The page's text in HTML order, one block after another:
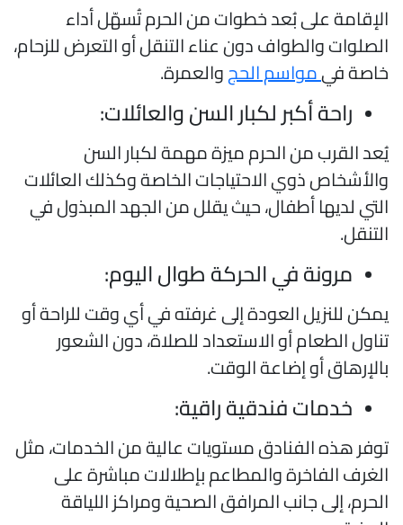
على بُعد خطوات من الحرم تُسهّل أداء
والطواف دون عناء التنقل أو التعرض للزحام،
فيمواسم الحجوالعمرة.
راحة أكبر لكبار السن والعائلات:
القرب من الحرم ميزة مهمة لكبار السن
ذوي الاحتياجات الخاصة وكذلك العائلات
لديها أطفال، حيث يقلل من الجهد المبذول في
مرونة في الحركة طوال اليوم:
للنزيل العودة إلى غرفته في أي وقت للراحة أو
الطعام أو الاستعداد للصلاة، دون الشعور
أو إضاعة الوقت.
خدمات فندقية راقية:
هذه الفنادق مستويات عالية من الخدمات، مثل
الفاخرة والمطاعم بإطلالات مباشرة على
إلى جانب المرافق الصحية ومراكز اللياقة